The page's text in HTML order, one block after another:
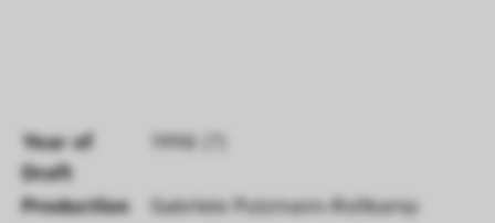
Year of
Draft
1998 (?)
Production Gabriele Putzmann-Roßkamp